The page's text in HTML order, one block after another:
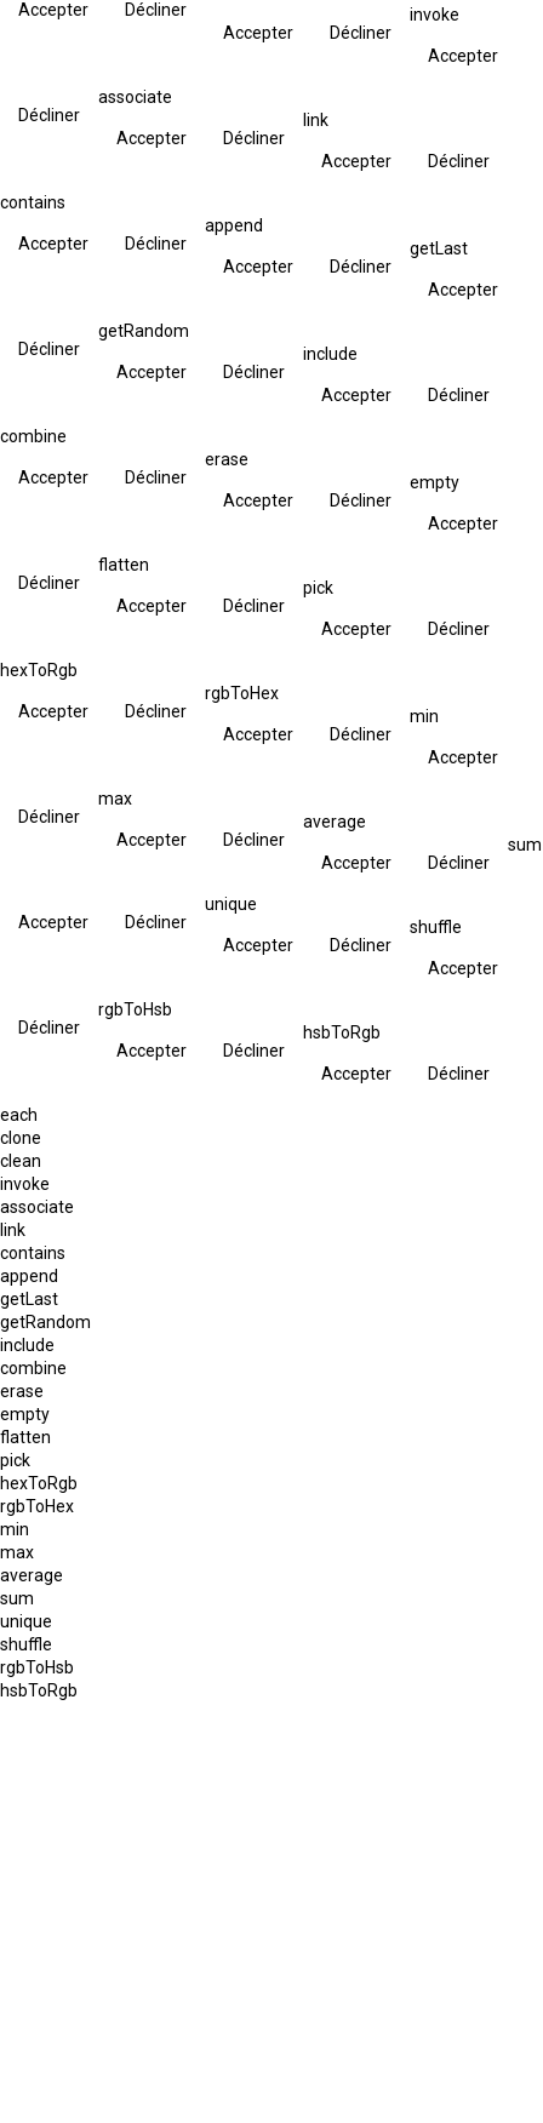
Accepter Décliner
Accepter Décliner
invoke
Accepter
Décliner
associate
Accepter Décliner
link
Accepter Décliner
contains
Accepter Décliner
append
Accepter Décliner
getLast
Accepter
Décliner
getRandom
Accepter Décliner
include
Accepter Décliner
combine
Accepter Décliner
erase
Accepter Décliner
empty
Accepter
Décliner
flatten
Accepter Décliner
pick
Accepter Décliner
hexToRgb
Accepter Décliner
rgbToHex
Accepter Décliner
min
Accepter
Décliner
max
Accepter Décliner
average
Accepter Décliner
sum
Accepter Décliner
unique
Accepter Décliner
shuffle
Accepter
Décliner
rgbToHsb
Accepter Décliner
hsbToRgb
Accepter Décliner
each
clone
clean
invoke
associate
link
contains
append
getLast
getRandom
include
combine
erase
empty
flatten
pick
hexToRgb
rgbToHex
min
max
average
sum
unique
shuffle
rgbToHsb
hsbToRgb